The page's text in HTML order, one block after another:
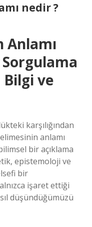
nedir ?
Anlamı
Bilgi ve
karşılığından
anlamı
bir açıklama
epistemoloji ve
bir
işaret ettiği
düşündüğümüzü